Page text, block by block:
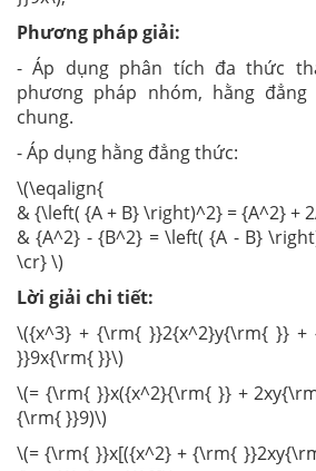
Phương pháp giải:
- Áp dụng phân tích đa thức
phương pháp nhóm, hằng
chung.
- Áp dụng hằng đẳng thức:
\(\eqalign{
& {\left( {A + B} \right)^2} = {A^2} +
& {A^2} - {B^2} = \left( {A - B}
\cr} \)
Lời giải chi tiết:
\({x^3} + {\rm{ }}2{x^2}y{\rm{ }} +
}}9x{\rm{ }}\)
\(= {\rm{ }}x({x^2}{\rm{ }} +
{\rm{ }}9)\)
\(= {\rm{ }}x[({x^2} + {\rm{